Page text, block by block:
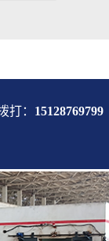
打： 15128769799